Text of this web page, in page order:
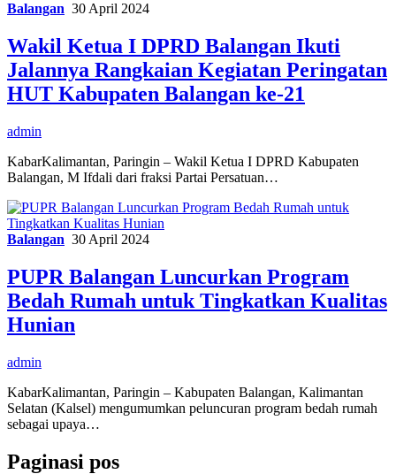
Balangan 30 April 2024
Wakil Ketua I DPRD Balangan Ikuti
Jalannya Rangkaian Kegiatan Peringatan
HUT Kabupaten Balangan ke-21
admin
KabarKalimantan, Paringin – Wakil Ketua I DPRD Kabupaten
Balangan, M Ifdali dari fraksi Partai Persatuan…
Balangan 30 April 2024
PUPR Balangan Luncurkan Program
Bedah Rumah untuk Tingkatkan Kualitas
Hunian
admin
KabarKalimantan, Paringin – Kabupaten Balangan, Kalimantan
Selatan (Kalsel) mengumumkan peluncuran program bedah rumah
sebagai upaya…
Paginasi pos